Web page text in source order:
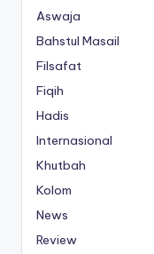
Aswaja
Bahstul Masail
Filsafat
Fiqih
Hadis
Internasional
Khutbah
Kolom
News
Review